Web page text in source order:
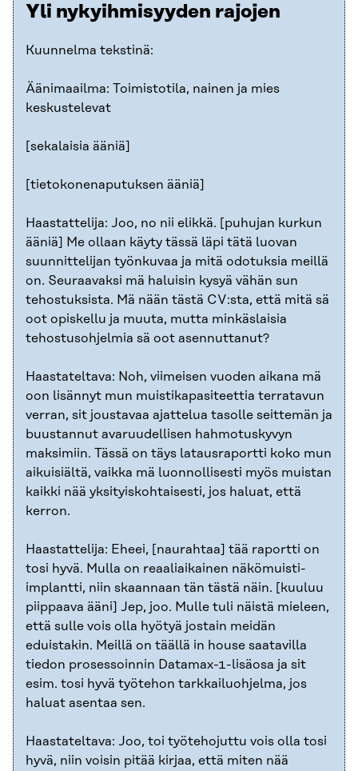
Yli nykyihmisyyden rajojen
Kuunnelma tekstinä:
Äänimaailma: Toimistotila, nainen ja mies
keskustelevat
[sekalaisia ääniä]
[tietokonenaputuksen ääniä]
Haastattelija: Joo, no nii elikkä. [puhujan kurkun
ääniä] Me ollaan käyty tässä läpi tätä luovan
suunnittelijan työnkuvaa ja mitä odotuksia meillä
on. Seuraavaksi mä haluisin kysyä vähän sun
tehostuksista. Mä nään tästä CV:sta, että mitä sä
oot opiskellu ja muuta, mutta minkäslaisia
tehostusohjelmia sä oot asennuttanut?
Haastateltava: Noh, viimeisen vuoden aikana mä
oon lisännyt mun muistikapasiteettia terratavun
verran, sit joustavaa ajattelua tasolle seittemän ja
buustannut avaruudellisen hahmotuskyvyn
maksimiin. Tässä on täys latausraportti koko mun
aikuisiältä, vaikka mä luonnollisesti myös muistan
kaikki nää yksityiskohtaisesti, jos haluat, että
kerron.
Haastattelija: Eheei, [naurahtaa] tää raportti on
tosi hyvä. Mulla on reaaliaikainen näkömuisti-
implantti, niin skaannaan tän tästä näin. [kuuluu
piippaava ääni] Jep, joo. Mulle tuli näistä mieleen,
että sulle vois olla hyötyä jostain meidän
eduistakin. Meillä on täällä in house saatavilla
tiedon prosessoinnin Datamax-1-lisäosa ja sit
esim. tosi hyvä työtehon tarkkailuohjelma, jos
haluat asentaa sen.
Haastateltava: Joo, toi työtehojuttu vois olla tosi
hyvä, niin voisin pitää kirjaa, että miten nää